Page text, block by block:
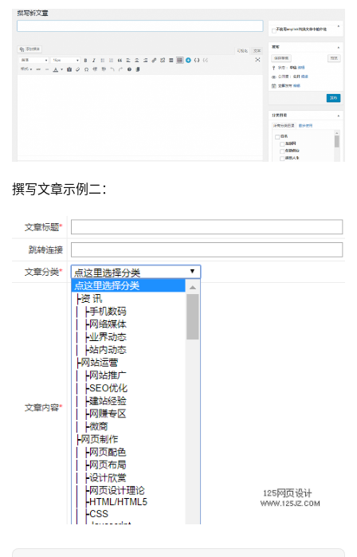
首
页
程
登录 注册
撰写文章示例二：